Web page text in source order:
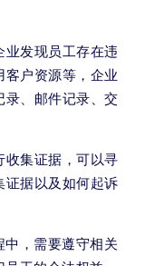
发现员工存在违
户资源等，企业
、邮件记录、交
收集证据，可以寻
证据以及如何起诉
，需要遵守相关